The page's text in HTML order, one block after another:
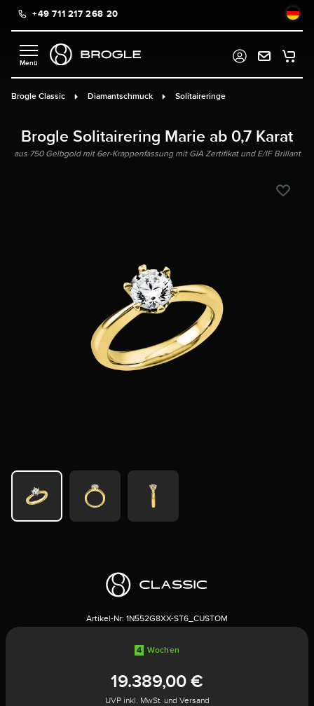
springen
+49 711 217 268 20
Brogle Classic Diamantschmuck Solitaireringe
Brogle Solitairering Marie ab 0,7 Karat
aus 750 Gelbgold mit 6er-Krappenfassung mit GIA Zertifikat und E/IF Brillant
Artikel-Nr: 1N552G8XX-ST6_CUSTOM
4 Wochen
19.389,00 €
UVP inkl. MwSt. und Versand